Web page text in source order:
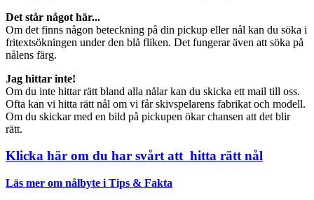
Det står något här...
Om det finns någon beteckning på din pickup eller nål kan du söka i
fritextsökningen under den blå fliken. Det fungerar även att söka på
nålens färg.
Jag hittar inte!
Om du inte hittar rätt bland alla nålar kan du skicka ett mail till oss.
Ofta kan vi hitta rätt nål om vi får skivspelarens fabrikat och modell.
Om du skickar med en bild på pickupen ökar chansen att det blir
rätt.
Klicka här om du har svårt att hitta rätt nål
Läs mer om nålbyte i Tips & Fakta